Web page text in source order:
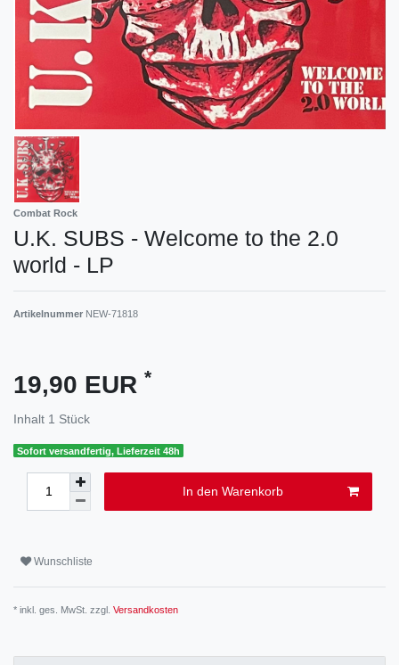
Combat Rock
U.K. SUBS - Welcome to the 2.0
world - LP
Artikelnummer NEW-71818
19,90 EUR *
Inhalt 1 Stück
Sofort versandfertig, Lieferzeit 48h
In den Warenkorb
Wunschliste
* inkl. ges. MwSt. zzgl. Versandkosten